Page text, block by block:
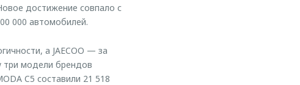
достижение совпало с
000 автомобилей.
а JAECOO — за
три модели брендов
C5 составили 21 518